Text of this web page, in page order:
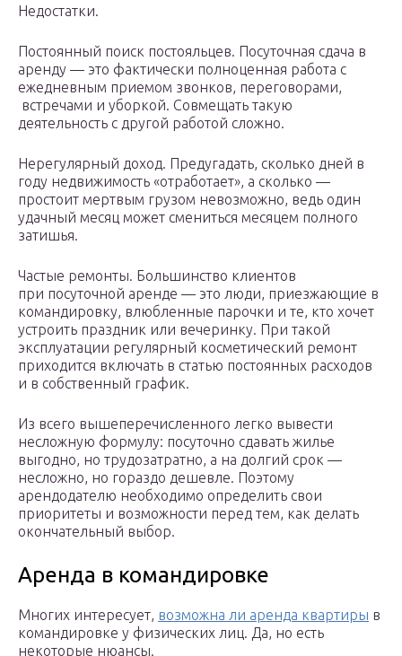
Недостатки.
Постоянный поиск постояльцев. Посуточная сдача в
аренду — это фактически полноценная работа с
ежедневным приемом звонков, переговорами,
встречами и уборкой. Совмещать такую
деятельность с другой работой сложно.
Нерегулярный доход. Предугадать, сколько дней в
году недвижимость «отработает», а сколько —
простоит мертвым грузом невозможно, ведь один
удачный месяц может смениться месяцем полного
затишья.
Частые ремонты. Большинство клиентов
при посуточной аренде — это люди, приезжающие в
командировку, влюбленные парочки и те, кто хочет
устроить праздник или вечеринку. При такой
эксплуатации регулярный косметический ремонт
приходится включать в статью постоянных расходов
и в собственный график.
Из всего вышеперечисленного легко вывести
несложную формулу: посуточно сдавать жилье
выгодно, но трудозатратно, а на долгий срок —
несложно, но гораздо дешевле. Поэтому
арендодателю необходимо определить свои
приоритеты и возможности перед тем, как делать
окончательный выбор.
Аренда в командировке
Многих интересует, возможна ли аренда квартиры в
командировке у физических лиц. Да, но есть
некоторые нюансы.